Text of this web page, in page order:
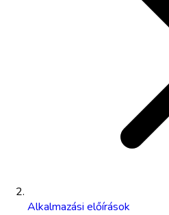
Alkalmazási előírások